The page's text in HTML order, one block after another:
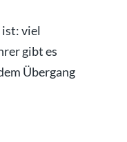
ist: viel
gibt es
Übergang